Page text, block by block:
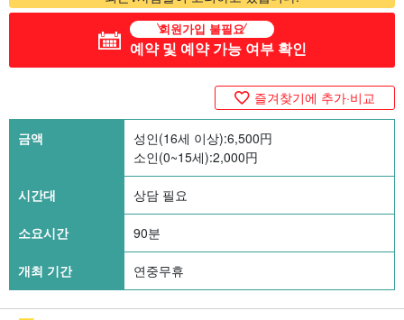
회원가입 불필요
예약 및 예약 가능 여부 확인
즐겨찾기에 추가·비교
금액 성인(16세 이상):6,500円
소인(0~15세):2,000円
시간대 상담 필요
소요시간 90분
개최 기간 연중무휴